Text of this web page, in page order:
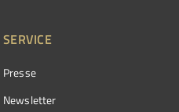
SERVICE
Presse
Newsletter